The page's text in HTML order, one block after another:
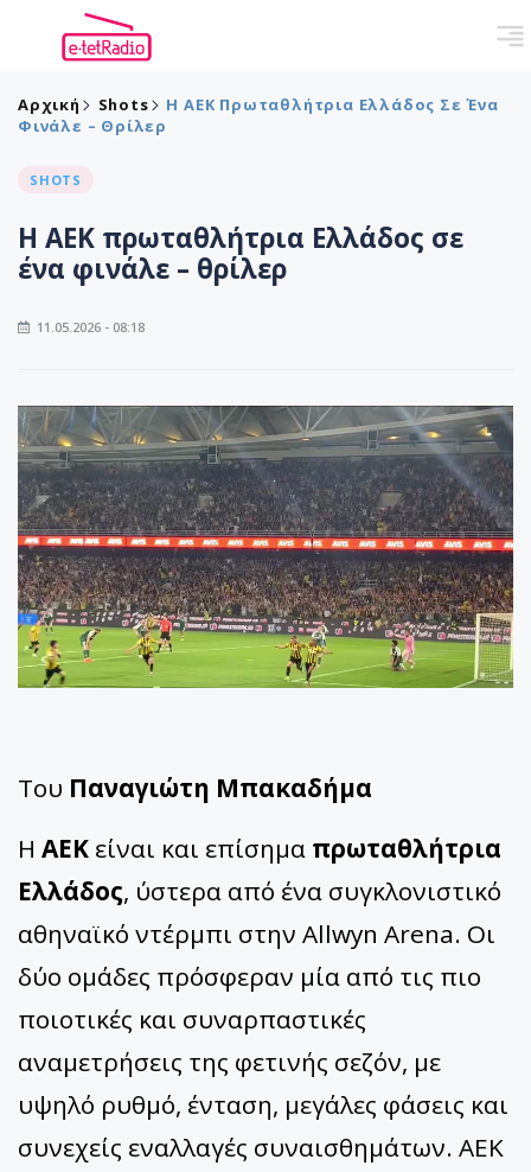
Αρχική Shots
Η ΑΕΚ Πρωταθλήτρια Ελλάδος Σε Ένα
Φινάλε – Θρίλερ
SHOTS
Η ΑΕΚ πρωταθλήτρια Ελλάδος σε
ένα φινάλε – θρίλερ
11.05.2026 - 08:18
Του Παναγιώτη Μπακαδήμα
Η AEK είναι και επίσημα πρωταθλήτρια
Ελλάδος, ύστερα από ένα συγκλονιστικό
αθηναϊκό ντέρμπι στην Allwyn Arena. Οι
δύο ομάδες πρόσφεραν μία από τις πιο
ποιοτικές και συναρπαστικές
αναμετρήσεις της φετινής σεζόν, με
υψηλό ρυθμό, ένταση, μεγάλες φάσεις και
συνεχείς εναλλαγές συναισθημάτων. ΑΕΚ